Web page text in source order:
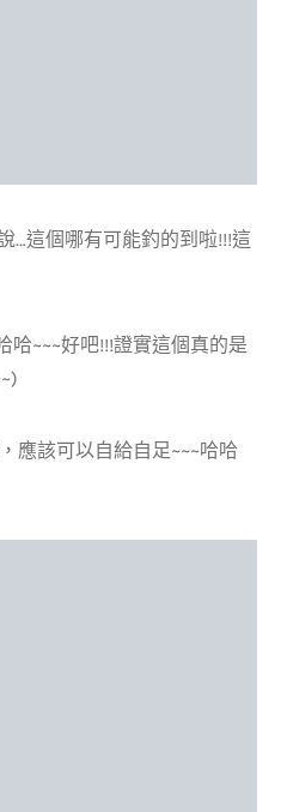
…這個哪有可能釣的到啦!!!這
哈~~~好吧!!!證實這個真的是
應該可以自給自足~~~哈哈